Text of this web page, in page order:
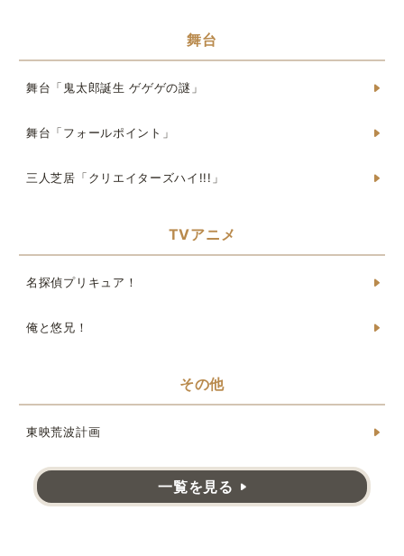
舞台
舞台「鬼太郎誕生 ゲゲゲの謎」
舞台「フォールポイント」
三人芝居「クリエイターズハイ!!!」
TVアニメ
名探偵プリキュア！
俺と悠兄！
その他
東映荒波計画
一覧を見る